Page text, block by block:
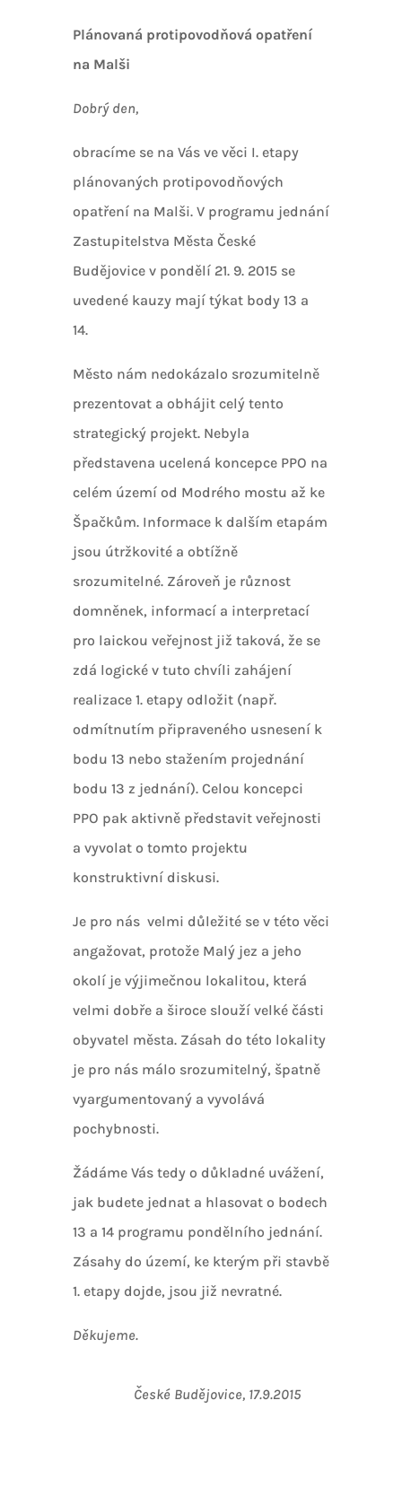
Plánovaná protipovodňová opatření
na Malši
Dobrý den,
obracíme se na Vás ve věci I. etapy
plánovaných protipovodňových
opatření na Malši. V programu jednání
Zastupitelstva Města České
Budějovice v pondělí 21. 9. 2015 se
uvedené kauzy mají týkat body 13 a
14.
Město nám nedokázalo srozumitelně
prezentovat a obhájit celý tento
strategický projekt. Nebyla
představena ucelená koncepce PPO na
celém území od Modrého mostu až ke
Špačkům. Informace k dalším etapám
jsou útržkovité a obtížně
srozumitelné. Zároveň je různost
domněnek, informací a interpretací
pro laickou veřejnost již taková, že se
zdá logické v tuto chvíli zahájení
realizace 1. etapy odložit (např.
odmítnutím připraveného usnesení k
bodu 13 nebo stažením projednání
bodu 13 z jednání). Celou koncepci
PPO pak aktivně představit veřejnosti
a vyvolat o tomto projektu
konstruktivní diskusi.
Je pro nás velmi důležité se v této věci
angažovat, protože Malý jez a jeho
okolí je výjimečnou lokalitou, která
velmi dobře a široce slouží velké části
obyvatel města. Zásah do této lokality
je pro nás málo srozumitelný, špatně
vyargumentovaný a vyvolává
pochybnosti.
Žádáme Vás tedy o důkladné uvážení,
jak budete jednat a hlasovat o bodech
13 a 14 programu pondělního jednání.
Zásahy do území, ke kterým při stavbě
1. etapy dojde, jsou již nevratné.
Děkujeme.
České Budějovice, 17.9.2015